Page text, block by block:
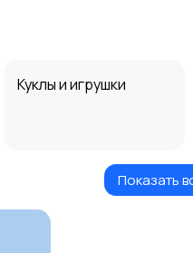
Куклы и игрушки
Показать